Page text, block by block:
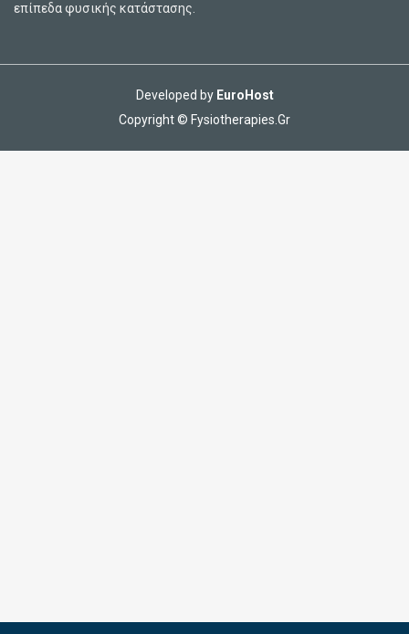
επίπεδα φυσικής κατάστασης.
Developed by EuroHost
Copyright © Fysiotherapies.Gr